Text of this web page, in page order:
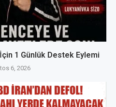
1 Günlük Destek Eylemi
6, 2026